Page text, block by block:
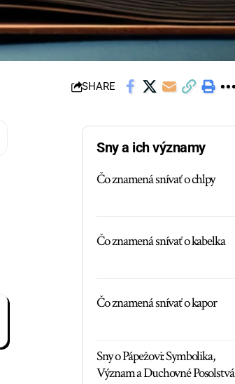
SHARE
Sny a ich významy
Čo znamená snívať o chlpy
Čo znamená snívať o kabelka
Čo znamená snívať o kapor
Sny o Pápežovi: Symbolika,
Význam a Duchovné Posolstvá